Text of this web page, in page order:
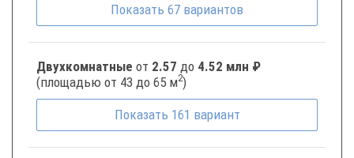
Показать 67 вариантов
Двухкомнатные от 2.57 до 4.52 млн ₽
(площадью от 43 до 65 м2)
Показать 161 вариант